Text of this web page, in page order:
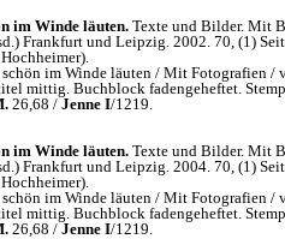
im Winde läuten. Texte und Bilder. Mit
Frankfurt und Leipzig. 2002. 70, (1)
im Winde läuten / Mit Fotografien
mittig. Buchblock fadengeheftet.
26,68 / Jenne I/1219.
im Winde läuten. Texte und Bilder. Mit
Frankfurt und Leipzig. 2004. 70, (1)
im Winde läuten / Mit Fotografien
mittig. Buchblock fadengeheftet.
26,68 / Jenne I/1219.